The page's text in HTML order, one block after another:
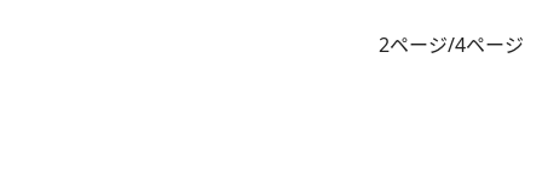
2ページ/4ページ